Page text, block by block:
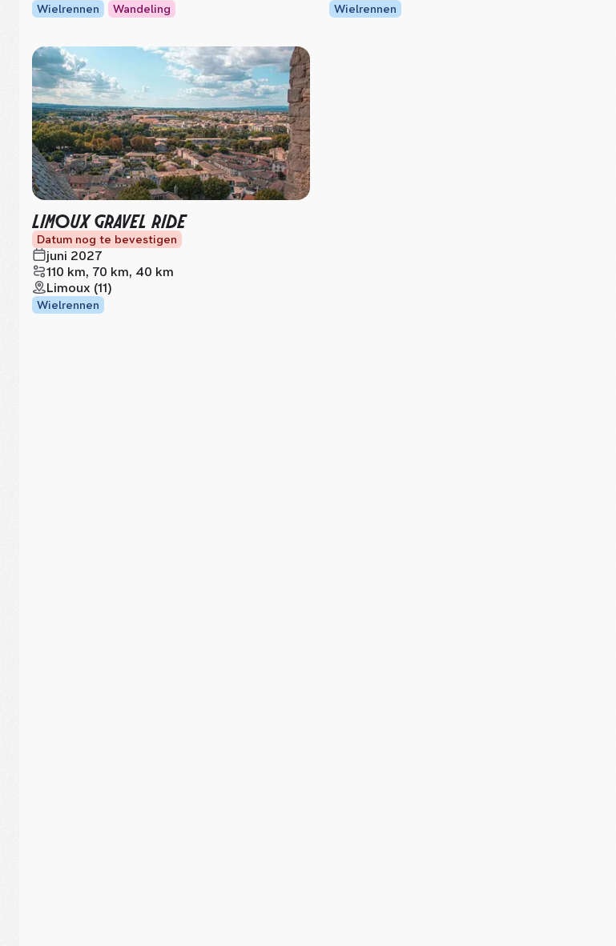
Wielrennen Wandeling Wielrennen
LIMOUX GRAVEL RIDE
Datum nog te bevestigen
juni 2027
110 km, 70 km, 40 km
Limoux (11)
Wielrennen